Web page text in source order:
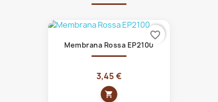
Membrana Rossa EP2100
3,45 €
shopping_cart
favorite_border